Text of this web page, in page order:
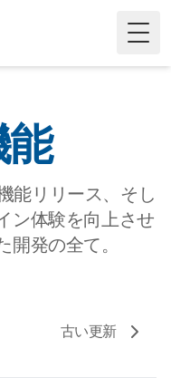
能リリース、そし
ン体験を向上させ
発の全て。
古い更新